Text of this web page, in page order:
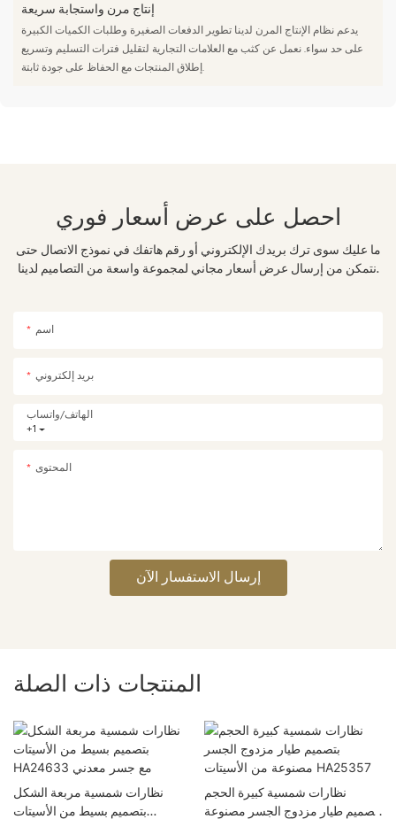
إنتاج مرن واستجابة سريعة
يدعم نظام الإنتاج المرن لدينا تطوير الدفعات الصغيرة وطلبات الكميات الكبيرة
على حد سواء. نعمل عن كثب مع العلامات التجارية لتقليل فترات التسليم وتسريع
إطلاق المنتجات مع الحفاظ على جودة ثابتة.
احصل على عرض أسعار فوري
ما عليك سوى ترك بريدك الإلكتروني أو رقم هاتفك في نموذج الاتصال حتى
نتمكن من إرسال عرض أسعار مجاني لمجموعة واسعة من التصاميم لدينا.
اسم
بريد إلكتروني
+1
الهاتف/واتساب
المحتوى
إرسال الاستفسار الآن
المنتجات ذات الصلة
نظارات شمسية مربعة الشكل
بتصميم بسيط من الأسيتات
نظارات شمسية كبيرة الحجم
بتصميم طيار مزدوج الجسر مصنوعة